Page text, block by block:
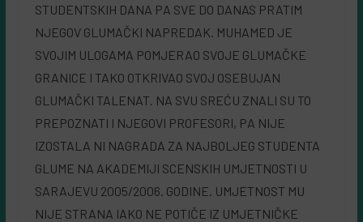
STUDENTSKIH DANA PA SVE DO DANAS PRATIM
NJEGOV GLUMAČKI NAPREDAK. MUHAMED JE
SVOJIM ULOGAMA POMJERAO SVOJE GLUMAČKE
GRANICE I TAKO OTKRIVAO SVOJ OSEBUJAN
GLUMAČKI TALENAT. NA SVU SREĆU ZNALI SU TO
PREPOZNATI I NJEGOVI PROFESORI, PA NIJE
IZOSTALA NI NAGRADA ZA NAJBOLJEG STUDENTA
GLUME NA AKADEMIJI SCENSKIH UMJETNOSTI U
SARAJEVU 2005/2006. GODINE. UMJETNOST MU
NIJE STRANA IAKO NE POTIČE IZ UMJETNIČKE